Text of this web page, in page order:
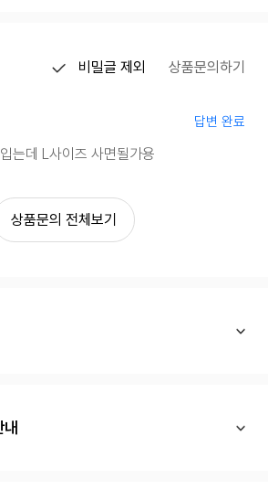
비밀글 제외 상품문의하기
답변 완료
는데 L사이즈 사면될가용
상품문의 전체보기